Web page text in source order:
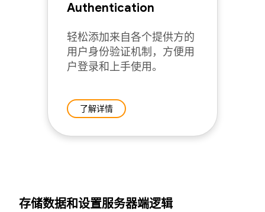
Authentication
轻松添加来自各个提供方的
用户身份验证机制，方便用
户登录和上手使用。
了解详情
存储数据和设置服务器端逻辑